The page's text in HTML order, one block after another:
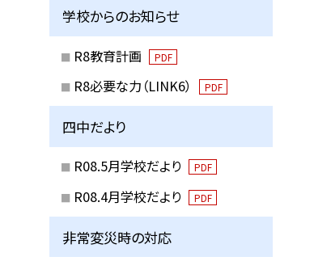
学校からのお知らせ
R8教育計画 PDF
R8必要な力（LINK6） PDF
四中だより
R08.5月学校だより PDF
R08.4月学校だより PDF
非常変災時の対応